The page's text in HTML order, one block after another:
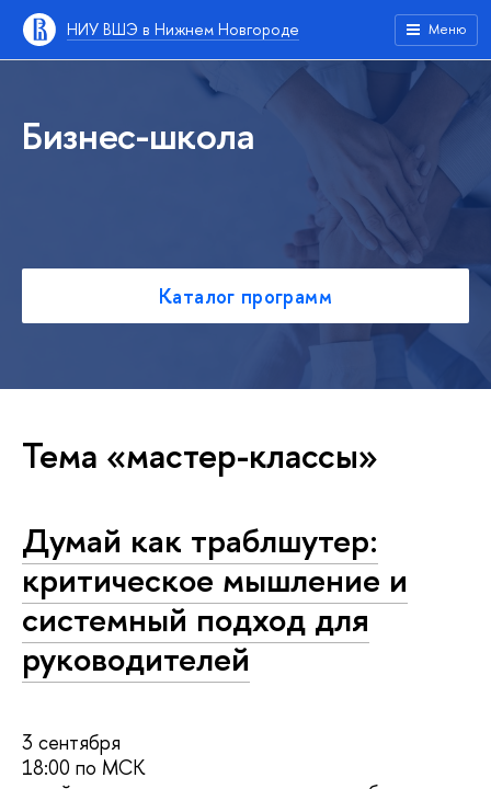
НИУ ВШЭ в Нижнем Новгороде Меню
Бизнес-школа
Каталог программ
Тема «мастер-классы»
Думай как траблшутер:
критическое мышление и
системный подход для
руководителей
3 сентября
18:00 по МСК